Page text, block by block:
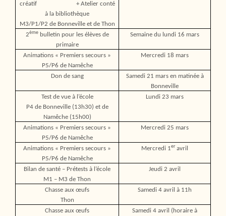
créatif
+ Atelier conté
à la bibliothèque
M3/P1/P2 de Bonneville et de Thon
2èmebulletin pour les élèves de
primaire
Semaine du lundi 16 mars
Animations « Premiers secours »
P5/P6 de Namêche
Mercredi 18 mars
Don de sang
Samedi 21 mars en matinée à
Bonneville
Test de vue à l’école
P4 de Bonneville (13h30) et de
Namêche (15h00)
Lundi 23 mars
Animations « Premiers secours »
P5/P6 de Namêche
Mercredi 25 mars
Animations « Premiers secours »
P5/P6 de Namêche
Mercredi 1er avril
Bilan de santé – Prétests à l’école
M1 – M3 de Thon
Jeudi 2 avril
Chasse aux œufs
Thon
Samedi 4 avril à 11h
Chasse aux œufs
Samedi 4 avril (horaire à